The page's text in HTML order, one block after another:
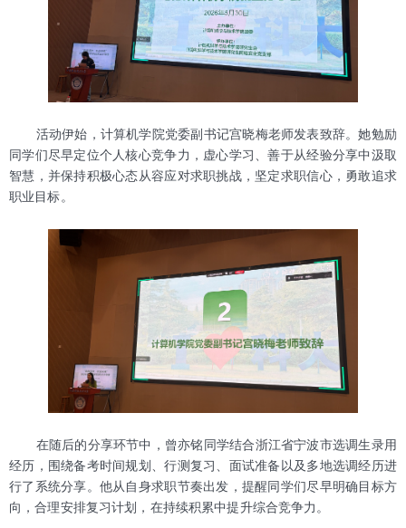
活动伊始，计算机学院党委副书记宫晓梅老师发表致辞。她勉励
同学们尽早定位个人核心竞争力，虚心学习、善于从经验分享中汲取
智慧，并保持积极心态从容应对求职挑战，坚定求职信心，勇敢追求
职业目标。
在随后的分享环节中，曾亦铭同学结合浙江省宁波市选调生录用
经历，围绕备考时间规划、行测复习、面试准备以及多地选调经历进
行了系统分享。他从自身求职节奏出发，提醒同学们尽早明确目标方
向，合理安排复习计划，在持续积累中提升综合竞争力。